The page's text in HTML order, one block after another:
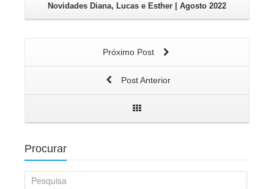
Novidades Diana, Lucas e Esther | Agosto 2022
Próximo Post
Post Anterior
Procurar